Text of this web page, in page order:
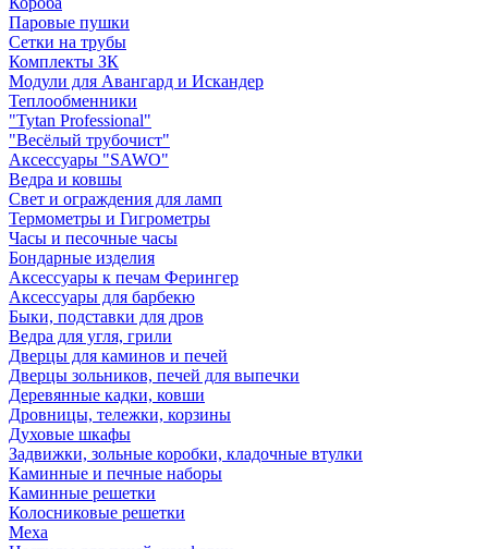
Паровые пушки
Сетки на трубы
Комплекты ЗК
Модули для Авангард и Искандер
Теплообменники
"Tytan Professional"
"Весёлый трубочист"
Аксессуары "SAWO"
Ведра и ковшы
Свет и ограждения для ламп
Термометры и Гигрометры
Часы и песочные часы
Бондарные изделия
Аксессуары к печам Ферингер
Аксессуары для барбекю
Быки, подставки для дров
Ведра для угля, грили
Дверцы для каминов и печей
Дверцы зольников, печей для выпечки
Деревянные кадки, ковши
Дровницы, тележки, корзины
Духовые шкафы
Задвижки, зольные коробки, кладочные втулки
Каминные и печные наборы
Каминные решетки
Колосниковые решетки
Меха